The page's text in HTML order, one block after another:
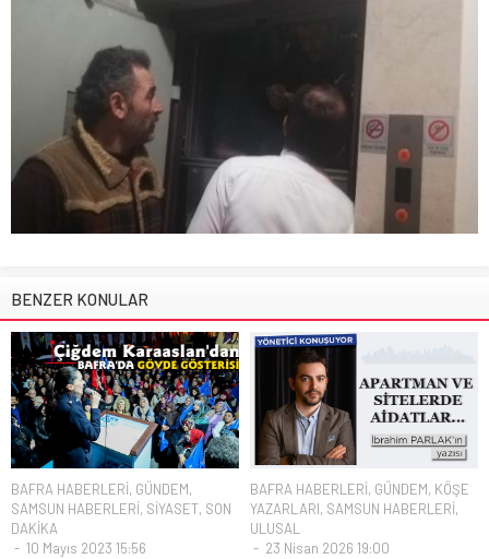
BENZER KONULAR
BAFRA HABERLERİ, GÜNDEM,
SAMSUN HABERLERİ, SİYASET, SON
DAKİKA
10 Mayıs 2023 15:56
BAFRA HABERLERİ, GÜNDEM, KÖŞE
YAZARLARI, SAMSUN HABERLERİ,
ULUSAL
23 Nisan 2026 19:00